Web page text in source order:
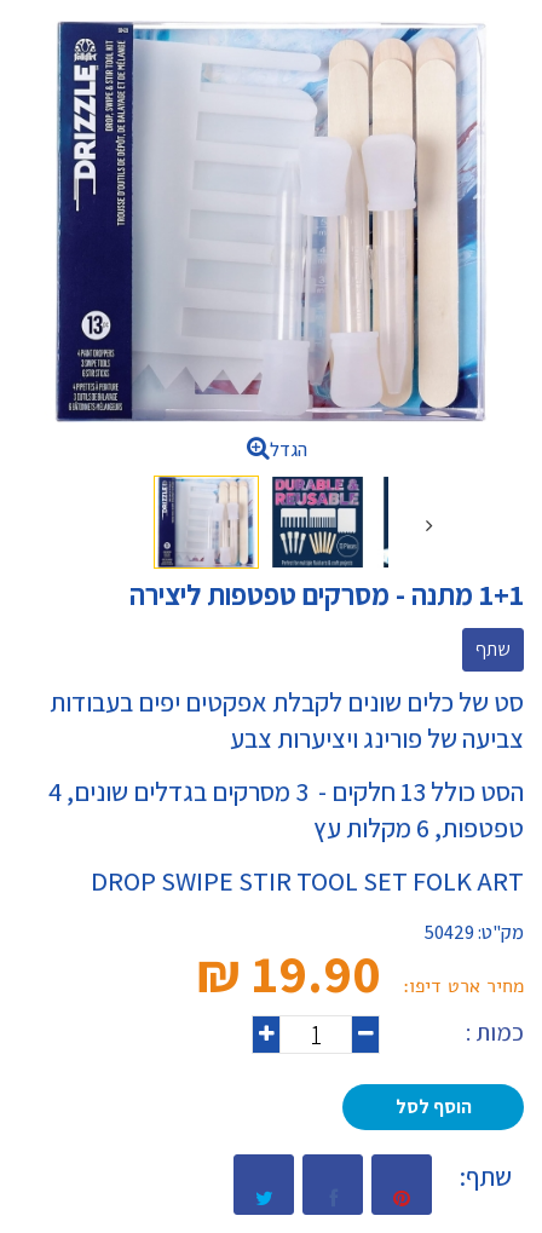
הגדל
1+1 מתנה - מסרקים טפטפות ליצירה
שתף
סט של כלים שונים לקבלת אפקטים יפים בעבודות
צביעה של פורינג ויציערות צבע
הסט כולל 13 חלקים - 3 מסרקים בגדלים שונים, 4
טפטפות, 6 מקלות עץ
DROP SWIPE STIR TOOL SET FOLK ART
מק"ט:50429
מחיר ארט דיפו: 19.90 ₪‎
כמות :
הוסף לסל
שתף: